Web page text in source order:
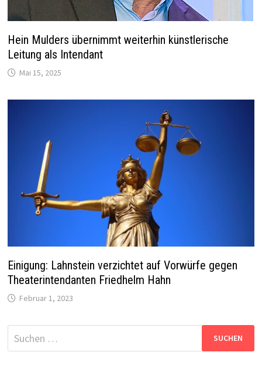
Hein Mulders übernimmt weiterhin künstlerische
Leitung als Intendant
Mai 15, 2025
Einigung: Lahnstein verzichtet auf Vorwürfe gegen
Theaterintendanten Friedhelm Hahn
Februar 1, 2023
Suchen
nach: